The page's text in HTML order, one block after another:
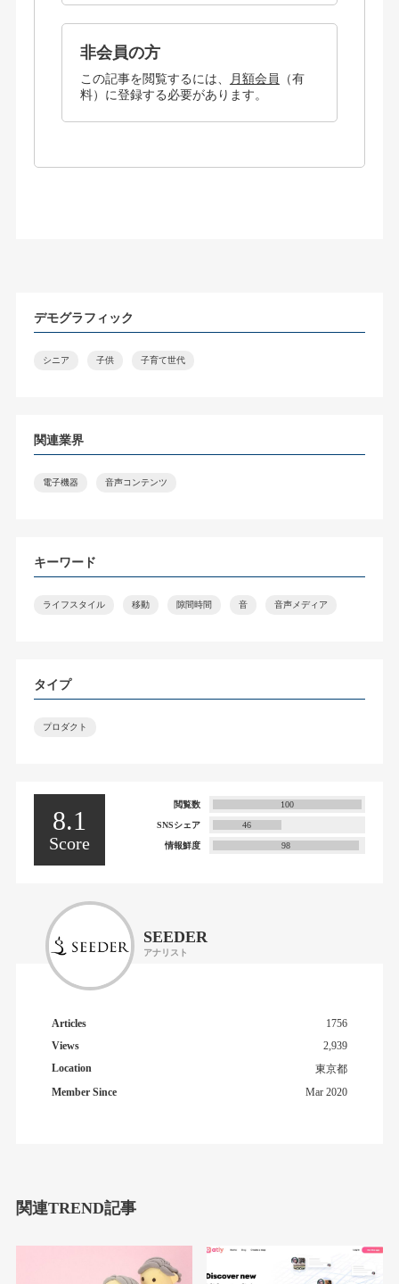
非会員の方
この記事を閲覧するには、 月額会員
（有
料）に登録する必要があります。
デモグラフィック
シニア 子供 子育て世代
関連業界
電子機器 音声コンテンツ
キーワード
ライフスタイル 移動 隙間時間 音 音声メディア
タイプ
プロダクト
8.1
Score
閲覧数 100
SNSシェア 46
情報鮮度 98
SEEDER
アナリスト
Articles
1756
Views
2,939
Location
東京都
Member Since
Mar 2020
関連TREND記事